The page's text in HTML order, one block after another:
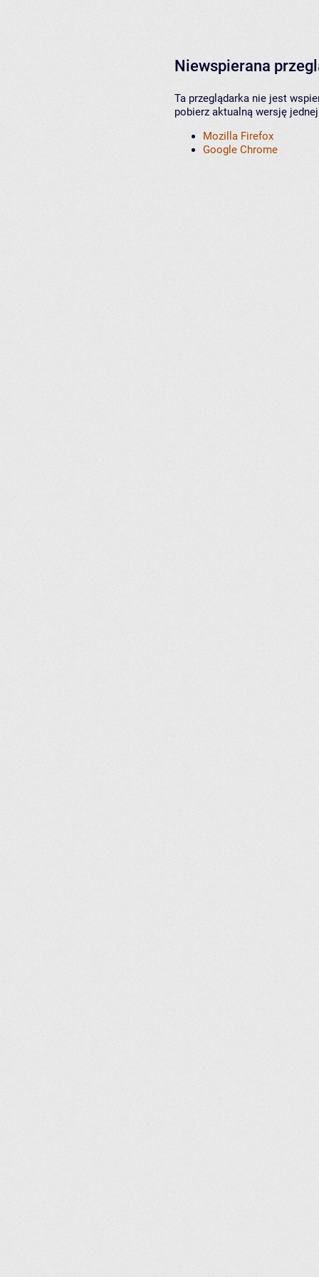
Niewspierana
Ta przeglądarka nie jest
pobierz aktualną wersję
Mozilla Firefox
Google Chrome